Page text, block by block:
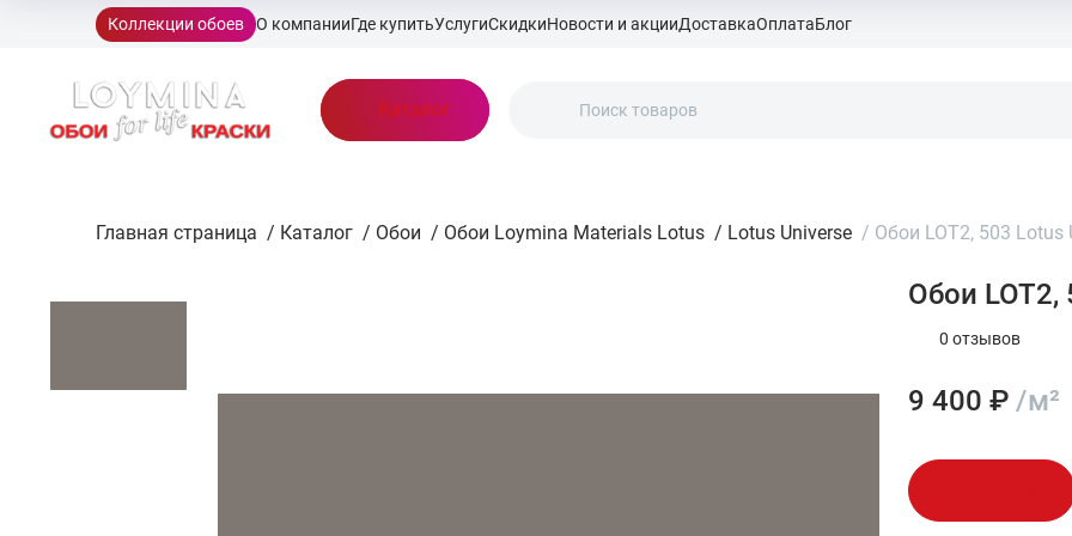
Коллекции обоев О компанииГде купитьУслугиСкидкиНовости и акцииДоставкаОплатаБлог
Каталог
Главная страница / Каталог / Обои / Обои Loymina Materials Lotus / Lotus Universe / Обои LOT2, 503
Обои LOT2,
0 отзывов
9 400 ₽ /м²